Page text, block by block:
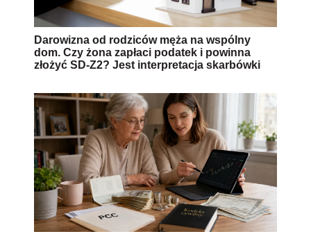
Darowizna od rodziców męża na wspólny
dom. Czy żona zapłaci podatek i powinna
złożyć SD-Z2? Jest interpretacja skarbówki